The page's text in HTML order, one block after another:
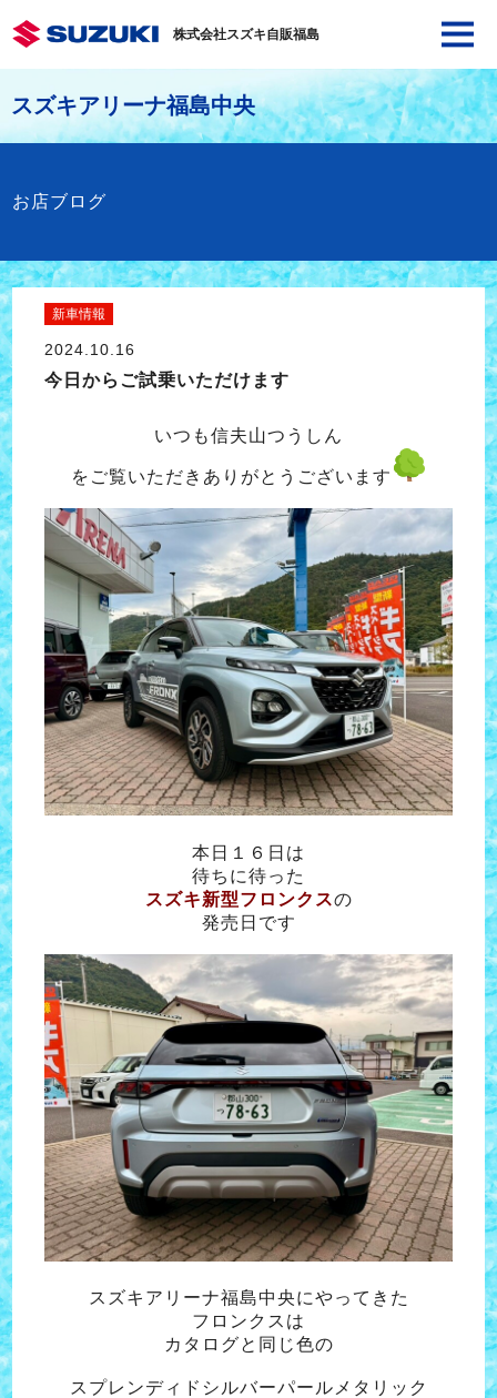
株式会社スズキ自販福島
スズキアリーナ福島中央
お店ブログ
新車情報
2024.10.16
今日からご試乗いただけます
いつも信夫山つうしん
をご覧いただきありがとうございます
本日１６日は
待ちに待った
スズキ新型フロンクスの
発売日です
スズキアリーナ福島中央にやってきた
フロンクスは
カタログと同じ色の
スプレンディドシルバーパールメタリック